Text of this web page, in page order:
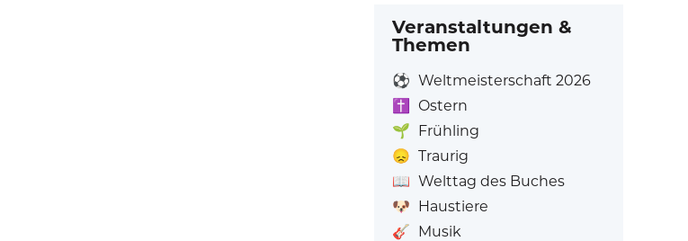
Veranstaltungen &
Themen
⚽ Weltmeisterschaft 2026
✝️
Ostern
🌱 Frühling
😞 Traurig
📖 Welttag des Buches
🐶 Haustiere
🎸 Musik